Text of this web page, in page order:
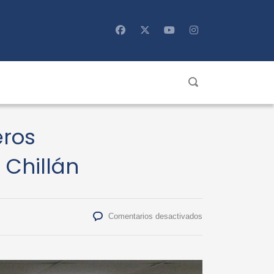
Chillán
Comentarios desactivados